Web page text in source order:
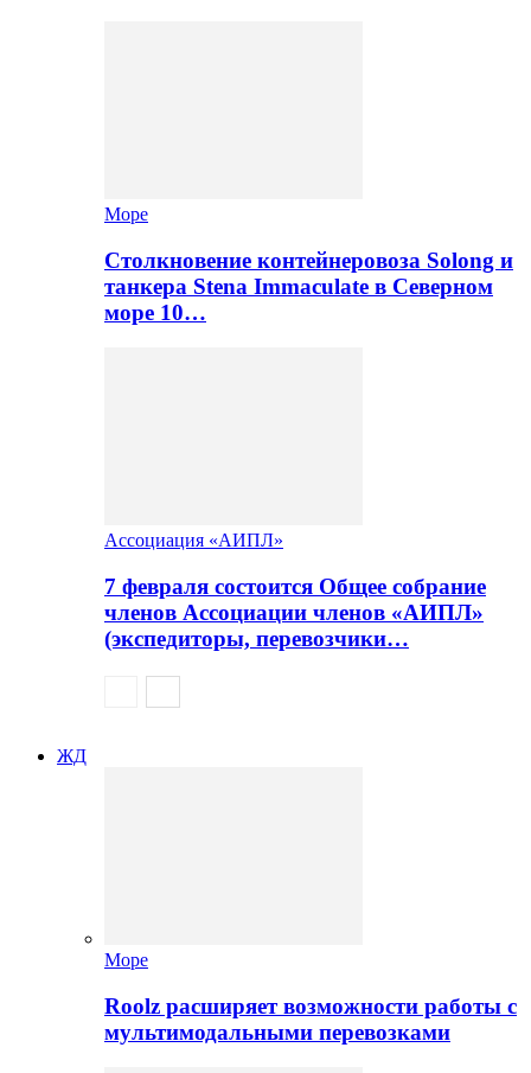
Море
Столкновение контейнеровоза Solong и
танкера Stena Immaculate в Северном
море 10…
Ассоциация «АИПЛ»
7 февраля состоится Общее собрание
членов Ассоциации членов «АИПЛ»
(экспедиторы, перевозчики…
ЖД
Море
Roolz расширяет возможности работы с
мультимодальными перевозками